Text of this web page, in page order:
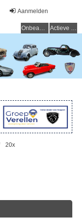
Aanmelden
Onbeantwoorde onderwerpen Actieve onderwerpen
20x